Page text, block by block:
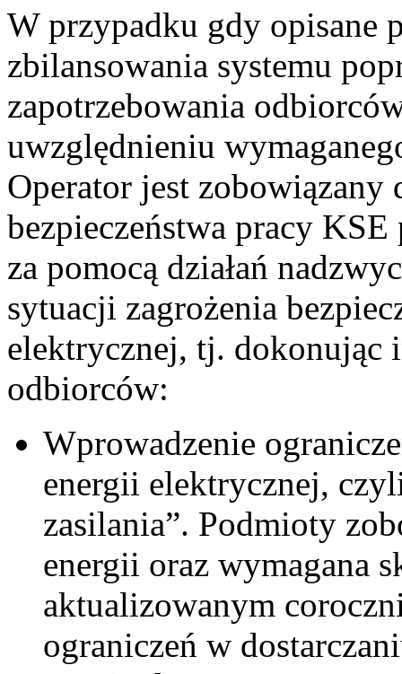
W przypadku gdy opisane
zbilansowania systemu
zapotrzebowania
uwzględnieniu
Operator jest zobowiązany
bezpieczeństwa pracy
za pomocą działań
sytuacji zagrożenia
elektrycznej, tj. dokonując
odbiorców:
Wprowadzenie
energii elektrycznej,
zasilania”. Podmioty
energii oraz wymagana
aktualizowanym
ograniczeń w